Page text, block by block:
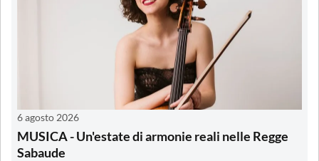
6 agosto 2026
MUSICA - Un'estate di armonie reali nelle Regge
Sabaude